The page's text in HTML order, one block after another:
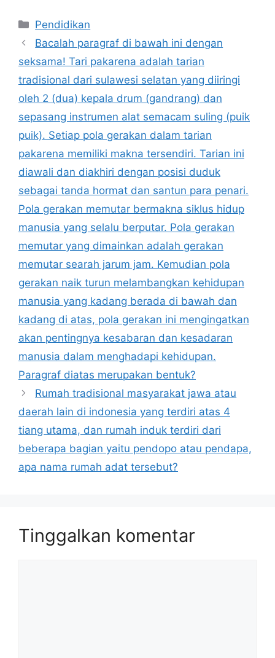
Kategori
Pendidikan
Bacalah paragraf di bawah ini dengan
seksama! Tari pakarena adalah tarian
tradisional dari sulawesi selatan yang diiringi
oleh 2 (dua) kepala drum (gandrang) dan
sepasang instrumen alat semacam suling (puik
puik). Setiap pola gerakan dalam tarian
pakarena memiliki makna tersendiri. Tarian ini
diawali dan diakhiri dengan posisi duduk
sebagai tanda hormat dan santun para penari.
Pola gerakan memutar bermakna siklus hidup
manusia yang selalu berputar. Pola gerakan
memutar yang dimainkan adalah gerakan
memutar searah jarum jam. Kemudian pola
gerakan naik turun melambangkan kehidupan
manusia yang kadang berada di bawah dan
kadang di atas, pola gerakan ini mengingatkan
akan pentingnya kesabaran dan kesadaran
manusia dalam menghadapi kehidupan.
Paragraf diatas merupakan bentuk?
Rumah tradisional masyarakat jawa atau
daerah lain di indonesia yang terdiri atas 4
tiang utama, dan rumah induk terdiri dari
beberapa bagian yaitu pendopo atau pendapa,
apa nama rumah adat tersebut?
Tinggalkan komentar